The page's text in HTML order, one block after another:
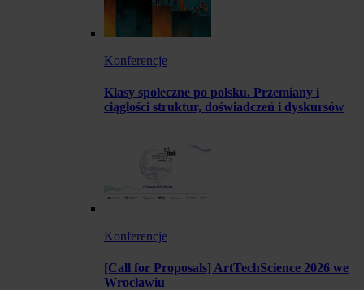
Konferencje
Klasy społeczne po polsku. Przemiany i
ciągłości struktur, doświadczeń i dyskursów
Konferencje
[Call for Proposals] ArtTechScience 2026 we
Wrocławiu